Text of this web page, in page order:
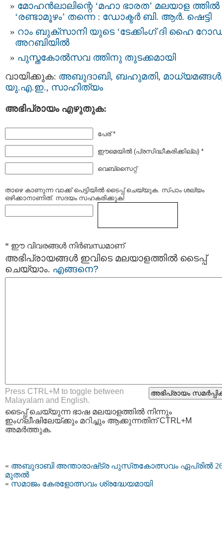
മോഹൻലാലിന്റെ ‘മഹാ ഭാരത’ മലയാള ത്തിൽ
‘രണ്ടാമൂഴം’ തന്നെ : ഡോക്ടർ ബി. ആർ. ഷെട്ടി
റാം ബുക്സാനി യുടെ ‘ടേക്കിംഗ് ദി ഹൈ
അറബിയിൽ
പുസ്തകോല്‍സവ ത്തിനു തുടക്കമായി
വായിക്കുക: അബുദാബി, ബഹുമതി, മാധ്യമങ്ങള്‍
യു.എ.ഇ., സാഹിത്യം
അഭിപ്രായം എഴുതുക:
പേര് *
ഈമെയില്‍ (പ്രസിദ്ധീകരിക്കില്ല) *
വെബ്സൈറ്റ്
താഴെ കാണുന്ന വാക്ക് പെട്ടിയില്‍ ടൈപ്പ്‌ ചെയ്യുക. സ്പാം ശല്യം
ഒഴിക്കാനാണിത്. സദയം സഹകരിക്കുക!
* ഈ വിവരങ്ങള്‍ നിര്‍ബന്ധമാണ്
അഭിപ്രായങ്ങള്‍ ഇവിടെ മലയാളത്തില്‍ ടൈപ്പ്
ചെയ്യാം. എങ്ങനെ?
Press CTRL+M to toggle between
Malayalam and English.
ടൈപ്പ്‌ ചെയ്യുന്ന ഭാഷ മലയാളത്തില്‍ നിന്നും
ഇംഗ്ലീഷിലേയ്ക്കും മറിച്ചും ആക്കുന്നതിന് CTRL+M
അമര്‍ത്തുക.
« അബുദാബി അന്താരാഷ്​ട്ര പുസ്​തകോത്സവം ഏപ്രിൽ
മുതല്‍
« സമാജം കേരളോത്സവം ശ്രദ്ധേയമായി